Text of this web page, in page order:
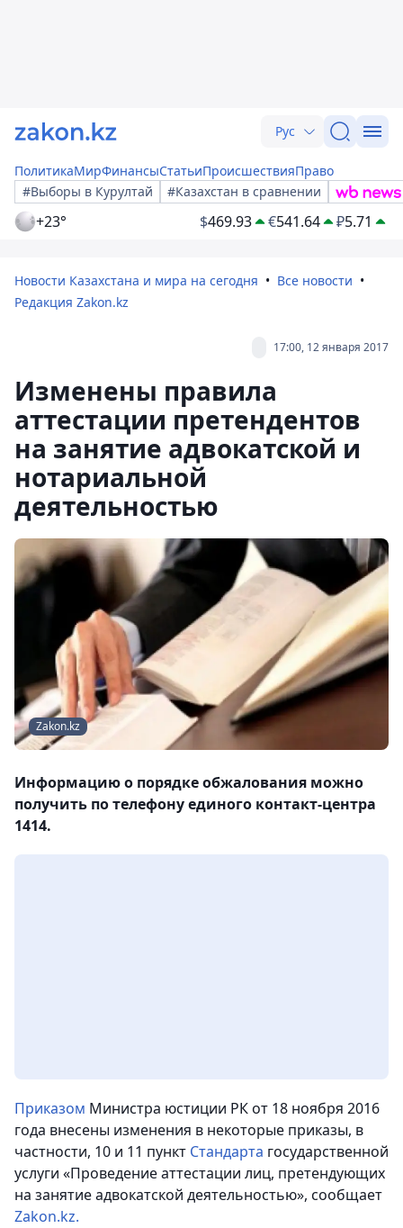
Рус
ПолитикаМирФинансыСтатьиПроисшествияПраво
#Выборы в Курултай
#Казахстан в сравнении
+23° $469.93 €541.64 ₽5.71
Новости Казахстана и мира на сегодня
Все новости
Редакция Zakon.kz
17:00, 12 января 2017
Изменены правила
аттестации претендентов
на занятие адвокатской и
нотариальной
деятельностью
Zakon.kz
Информацию о порядке обжалования можно
получить по телефону единого контакт-центра
1414.
Приказом Министра юстиции РК от 18 ноября 2016
года внесены изменения в некоторые приказы, в
частности, 10 и 11 пункт Стандарта государственной
услуги «Проведение аттестации лиц, претендующих
на занятие адвокатской деятельностью», сообщает
Zakon.kz.